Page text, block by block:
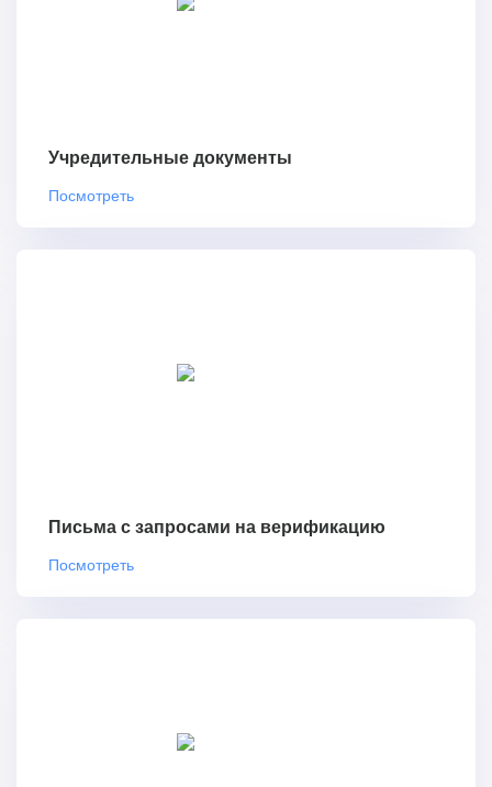
Учредительные документы
Посмотреть
Письма с запросами на верификацию
Посмотреть